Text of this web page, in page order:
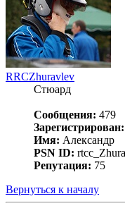
RRCZhuravlev
Стюард
Сообщения: 479
Зарегистрирован:
Имя: Александр
PSN ID:
Репутация: 75
Вернуться к началу